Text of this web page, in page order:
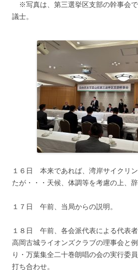
※写真は、第三選挙区支部の幹事会
議士。
１６日 本来であれば、湾岸サイクリ
たが・・・天候、体調等を考慮の上、辞
１７日 午前、当局からの説明。
１８日 午前、各会派代表による代表者
高岡古城ライオンズクラブの理事会と
り・万葉集全二十巻朗唱の会の実行委
打ち合わせ。